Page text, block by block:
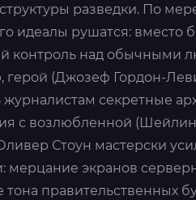
разведки. По
идеалы рушатся: вместо
контроль над обычными
герой (Джозеф Гордон-
журналистам секретные
с возлюбленной
Стоун мастерски
мерцание экранов
тона правительственных